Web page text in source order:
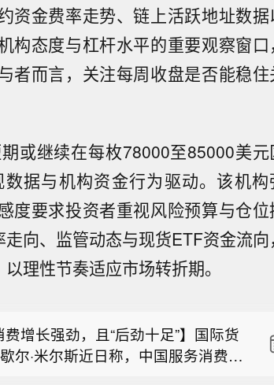
资金费率走势、链上活跃地址数据
态度与杠杆水平的重要观察窗口，
者而言，关注每周收盘是否能稳住
或继续在每枚78000至85000美元
据与机构资金行为驱动。该机构
度要求投资者重视风险预算与仓位
向、监管动态与现货ETF资金流向，
理性节奏适应市场转折期。
增长强劲，且“后劲十足”】国际货
尔·米尔斯近日称，中国服务消费一
相当大的扩展空间，这也是随着经
趋势。米尔斯表示，IMF乐见中国
务业支持措施，包括降低服务业壁
平竞争环境，这将释放新需求，而
案》进行投票。
增长强劲，且“后劲十足”】国际货
尔·米尔斯近日称，中国服务消费一